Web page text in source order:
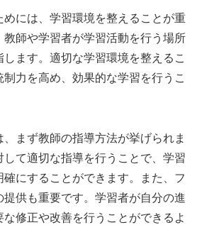
には、学習環境を整えることが重
師や学習者が学習活動を行う場所
ます。適切な学習環境を整えるこ
力を高め、効果的な学習を行うこ
まず教師の指導方法が挙げられま
て適切な指導を行うことで、学習
にすることができます。また、フ
提供も重要です。学習者が自分の進
修正や改善を行うことができるよ